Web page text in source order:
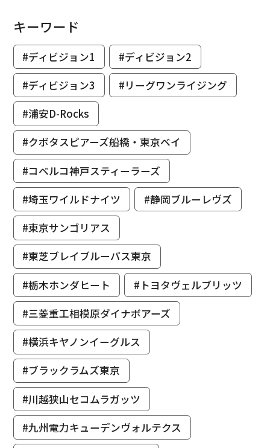
キーワード
#ディビジョン1
#ディビジョン2
#ディビジョン3
#リーグワンライジング
#浦安D-Rocks
#クボタスピアーズ船橋・東京ベイ
#コベルコ神戸スティーラーズ
#埼玉ワイルドナイツ
#静岡ブルーレヴズ
#東京サンゴリアス
#東芝ブレイブルーパス東京
#栃木ホンダヒート
#トヨタヴェルブリッツ
#三菱重工相模原ダイナボアーズ
#横浜キヤノンイーグルス
#ブラックラムズ東京
#川越狭山セコムラガッツ
#九州電力キューデンヴォルテクス